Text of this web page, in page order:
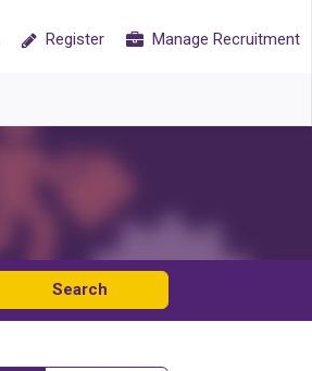
Register Manage Recruitment
Search